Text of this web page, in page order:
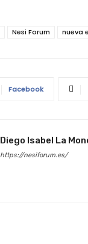
Nesi Forum nueva
Facebook
Diego Isabel La
https://nesiforum.es/